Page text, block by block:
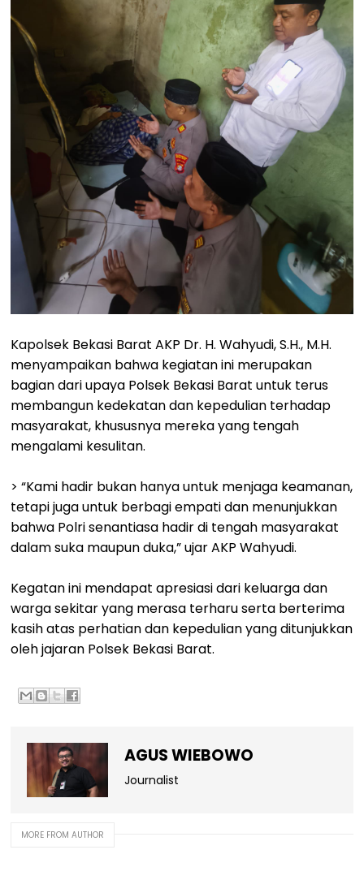
Kapolsek Bekasi Barat AKP Dr. H. Wahyudi, S.H., M.H.
menyampaikan bahwa kegiatan ini merupakan
bagian dari upaya Polsek Bekasi Barat untuk terus
membangun kedekatan dan kepedulian terhadap
masyarakat, khususnya mereka yang tengah
mengalami kesulitan.
> “Kami hadir bukan hanya untuk menjaga keamanan,
tetapi juga untuk berbagi empati dan menunjukkan
bahwa Polri senantiasa hadir di tengah masyarakat
dalam suka maupun duka,” ujar AKP Wahyudi.
Kegatan ini mendapat apresiasi dari keluarga dan
warga sekitar yang merasa terharu serta berterima
kasih atas perhatian dan kepedulian yang ditunjukkan
oleh jajaran Polsek Bekasi Barat.
AGUS WIEBOWO
Journalist
MORE FROM AUTHOR